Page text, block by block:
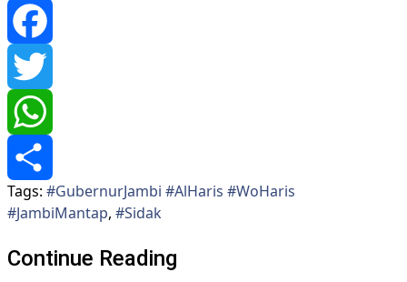
Facebook
Twitter
WhatsApp
Share
Tags: #GubernurJambi #AlHaris #WoHaris
#JambiMantap, #Sidak
Continue Reading